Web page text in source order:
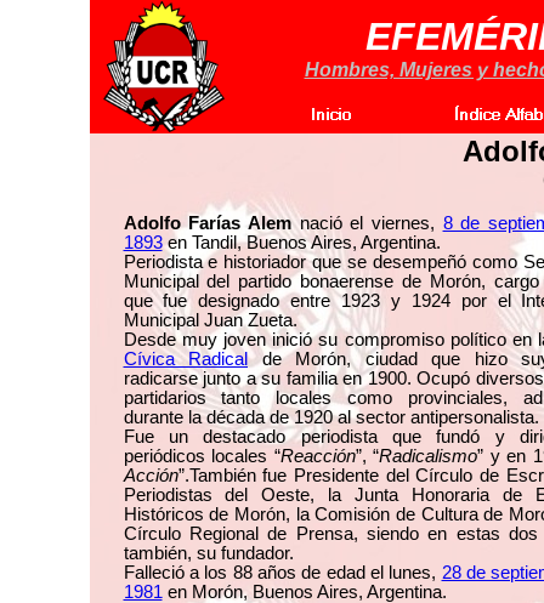
Hombres, Mujeres y
Adolfo Farías Alemnació el viernes, 8 de
1893en Tandil, Buenos Aires, Argentina.
Periodista e historiador que se desempeñó como
Municipal del partido bonaerense de Morón,
que fue designado entre 1923 y 1924 por el
Municipal Juan Zueta.
Desde muy joven inició su compromiso político en
Cívica Radicalde Morón, ciudad que hizo
radicarse junto a su familia en 1900. Ocupó
partidarios tanto locales como provinciales,
durante la década de 1920 al sector antipersonalista.
Fue un destacado periodista que fundó y
periódicos locales “Reacción”, “Radicalismo” y en
Acción”.También fue Presidente del Círculo de
Periodistas del Oeste, la Junta Honoraria de
Históricos de Morón, la Comisión de Cultura de
Círculo Regional de Prensa, siendo en estas dos
también, su fundador.
Falleció a los 88 años de edad el lunes, 28 de
1981 en Morón, Buenos Aires, Argentina.